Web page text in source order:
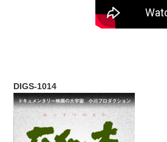
DIGS-1014